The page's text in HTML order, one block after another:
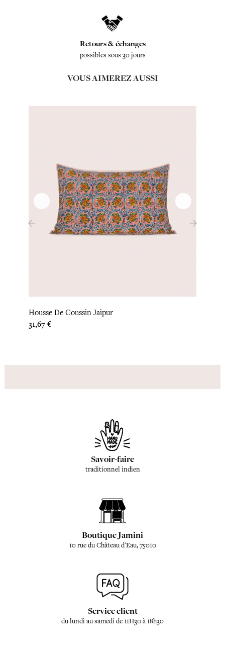
Retours & échanges
possibles sous 30 jours
VOUS AIMEREZ AUSSI
Housse De Coussin Jaipur
Prix
31,67 €
Savoir-faire
traditionnel indien
Boutique Jamini
10 rue du Château d'Eau, 75010
Service client
du lundi au samedi de 11H30 à 18h30